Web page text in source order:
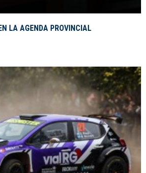
LA AGENDA PROVINCIAL